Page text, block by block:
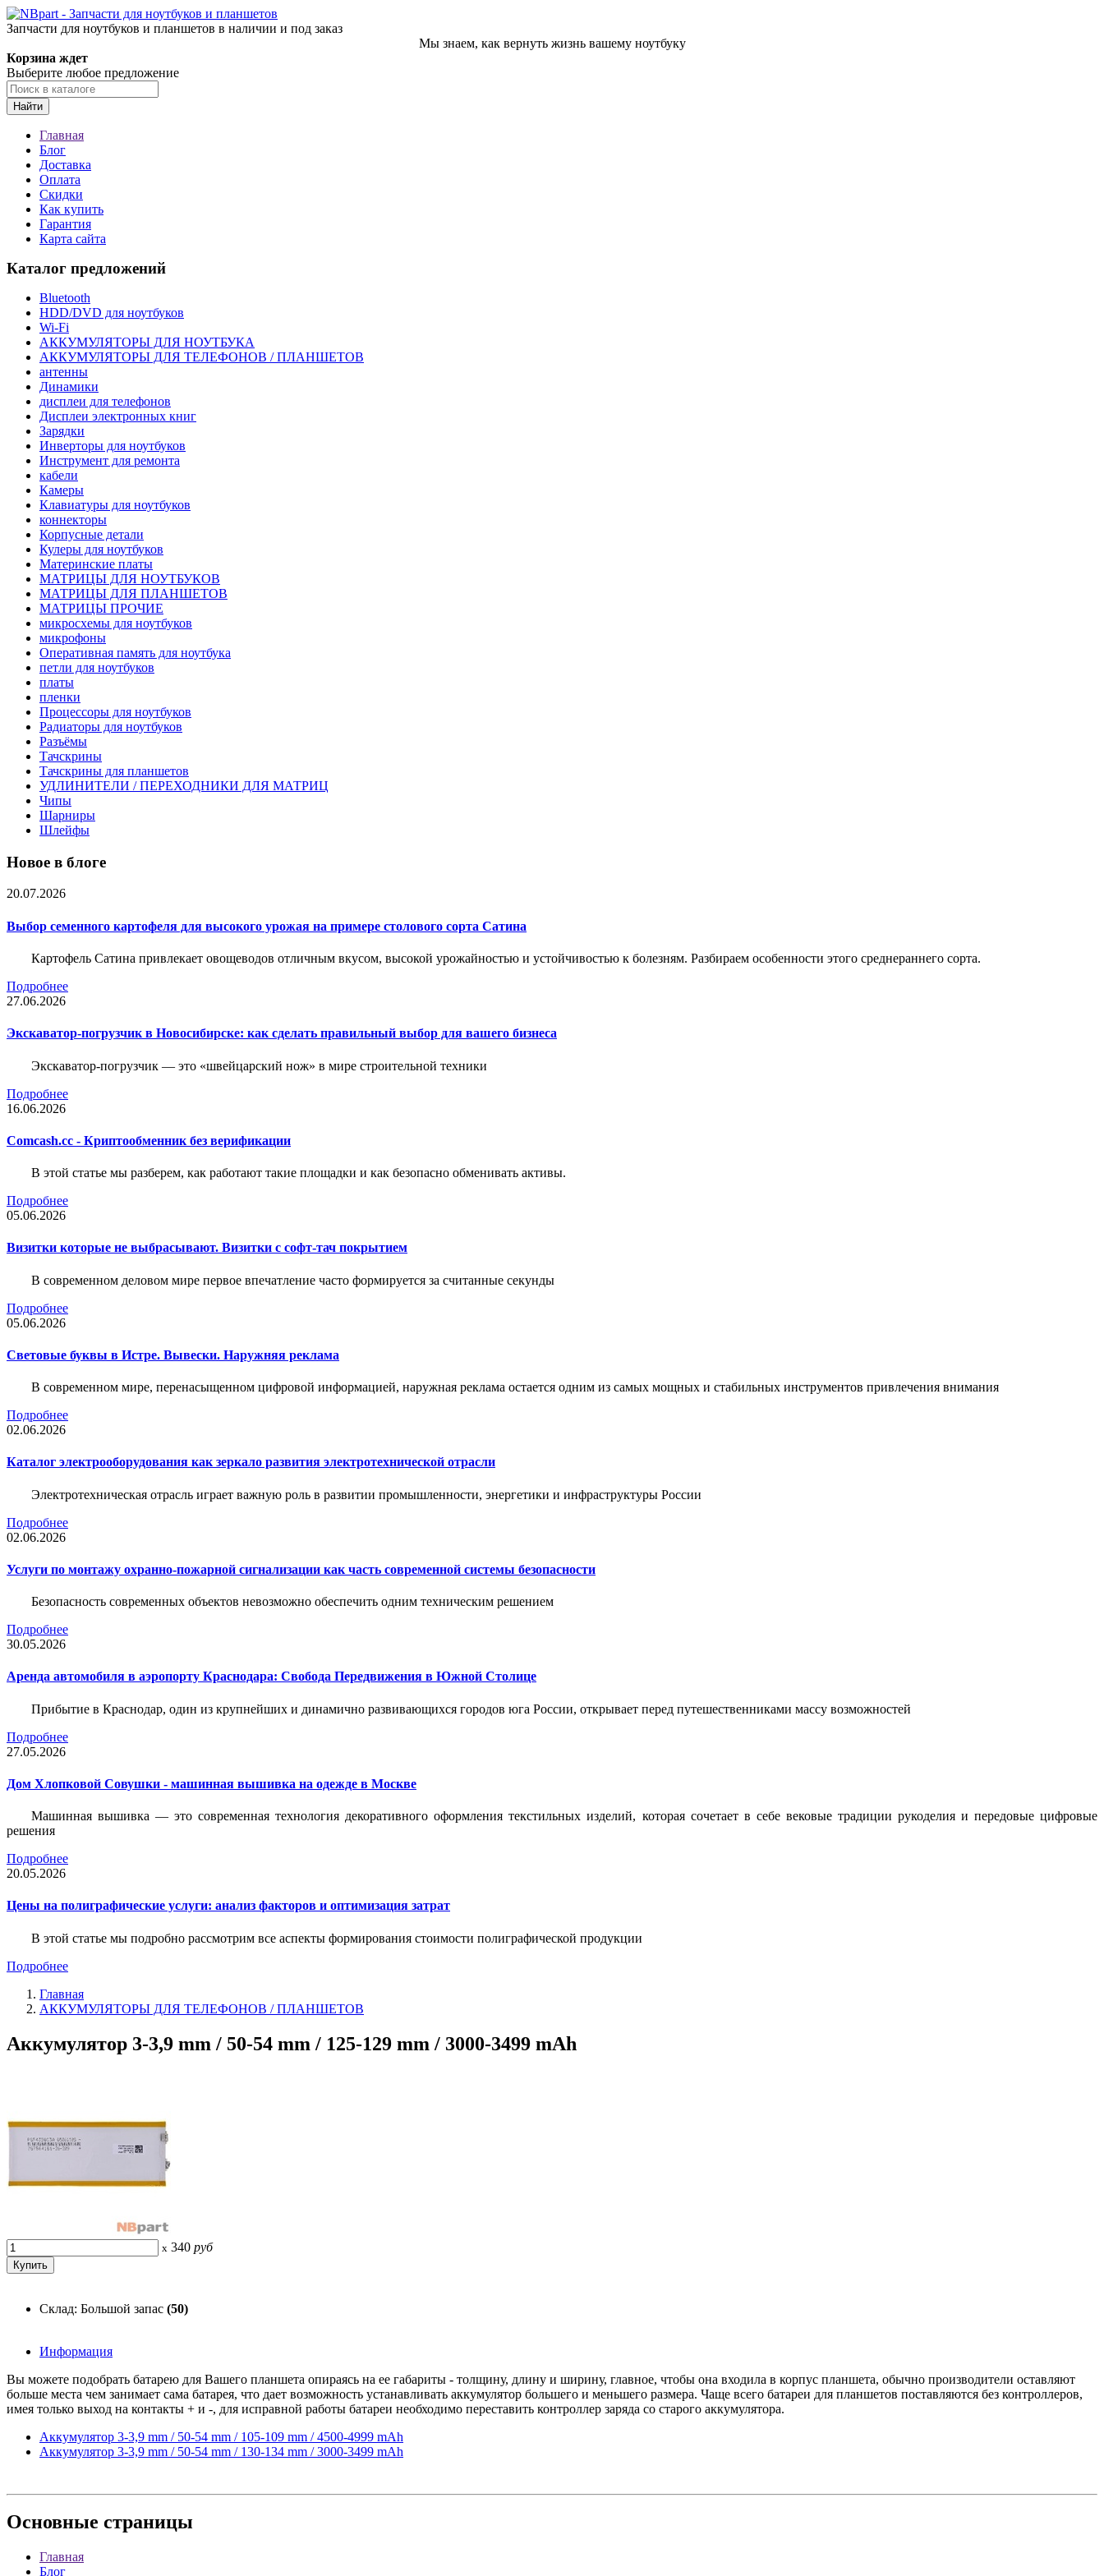
Запчасти для ноутбуков и планшетов в наличии и под заказ
Мы знаем, как вернуть жизнь вашему ноутбуку
Корзина ждет
Выберите любое предложение
Найти
Главная
Блог
Доставка
Оплата
Скидки
Как купить
Гарантия
Карта сайта
Каталог предложений
Bluetooth
HDD/DVD для ноутбуков
Wi-Fi
АККУМУЛЯТОРЫ ДЛЯ НОУТБУКА
АККУМУЛЯТОРЫ ДЛЯ ТЕЛЕФОНОВ / ПЛАНШЕТОВ
антенны
Динамики
дисплеи для телефонов
Дисплеи электронных книг
Зарядки
Инверторы для ноутбуков
Инструмент для ремонта
кабели
Камеры
Клавиатуры для ноутбуков
коннекторы
Корпусные детали
Кулеры для ноутбуков
Материнские платы
МАТРИЦЫ ДЛЯ НОУТБУКОВ
МАТРИЦЫ ДЛЯ ПЛАНШЕТОВ
МАТРИЦЫ ПРОЧИЕ
микросхемы для ноутбуков
микрофоны
Оперативная память для ноутбука
петли для ноутбуков
платы
пленки
Процессоры для ноутбуков
Радиаторы для ноутбуков
Разъёмы
Тачскрины
Тачскрины для планшетов
УДЛИНИТЕЛИ / ПЕРЕХОДНИКИ ДЛЯ МАТРИЦ
Чипы
Шарниры
Шлейфы
Новое в блоге
20.07.2026
Выбор семенного картофеля для высокого урожая на примере столового сорта Сатина
Картофель Сатина привлекает овощеводов отличным вкусом, высокой урожайностью и устойчивостью к болезням. Разбираем особенности этого среднераннего сорта.
Подробнее
27.06.2026
Экскаватор-погрузчик в Новосибирске: как сделать правильный выбор для вашего бизнеса
Экскаватор-погрузчик — это «швейцарский нож» в мире строительной техники
Подробнее
16.06.2026
Comcash.cc - Криптообменник без верификации
В этой статье мы разберем, как работают такие площадки и как безопасно обменивать активы.
Подробнее
05.06.2026
Визитки которые не выбрасывают. Визитки с софт-тач покрытием
В современном деловом мире первое впечатление часто формируется за считанные секунды
Подробнее
05.06.2026
Световые буквы в Истре. Вывески. Наружняя реклама
В современном мире, перенасыщенном цифровой информацией, наружная реклама остается одним из самых мощных и стабильных инструментов привлечения внимания
Подробнее
02.06.2026
Каталог электрооборудования как зеркало развития электротехнической отрасли
Электротехническая отрасль играет важную роль в развитии промышленности, энергетики и инфраструктуры России
Подробнее
02.06.2026
Услуги по монтажу охранно-пожарной сигнализации как часть современной системы безопасности
Безопасность современных объектов невозможно обеспечить одним техническим решением
Подробнее
30.05.2026
Аренда автомобиля в аэропорту Краснодара: Свобода Передвижения в Южной Столице
Прибытие в Краснодар, один из крупнейших и динамично развивающихся городов юга России, открывает перед путешественниками массу возможностей
Подробнее
27.05.2026
Дом Хлопковой Совушки - машинная вышивка на одежде в Москве
Машинная вышивка — это современная технология декоративного оформления текстильных изделий, которая сочетает в себе вековые традиции рукоделия и передовые цифровые
решения
Подробнее
20.05.2026
Цены на полиграфические услуги: анализ факторов и оптимизация затрат
В этой статье мы подробно рассмотрим все аспекты формирования стоимости полиграфической продукции
Подробнее
Главная
АККУМУЛЯТОРЫ ДЛЯ ТЕЛЕФОНОВ / ПЛАНШЕТОВ
Аккумулятор 3-3,9 mm / 50-54 mm / 125-129 mm / 3000-3499 mAh
x 340 руб
Склад: Большой запас (50)
Информация
Вы можете подобрать батарею для Вашего планшета опираясь на ее габариты - толщину, длину и ширину, главное, чтобы она входила в корпус планшета, обычно производители оставляют
больше места чем занимает сама батарея, что дает возможность устанавливать аккумулятор большего и меньшего размера. Чаще всего батареи для планшетов поставляются без контроллеров,
имея только выход на контакты + и -, для исправной работы батареи необходимо переставить контроллер заряда со старого аккумулятора.
Аккумулятор 3-3,9 mm / 50-54 mm / 105-109 mm / 4500-4999 mAh
Аккумулятор 3-3,9 mm / 50-54 mm / 130-134 mm / 3000-3499 mAh
Основные страницы
Главная
Блог